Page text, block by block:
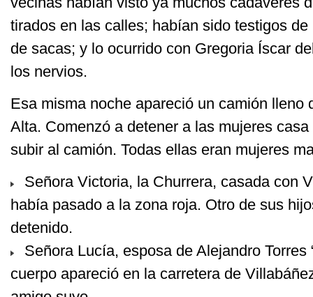
tirados en las calles; habían sido testigos
de sacas; y lo ocurrido con Gregoria Íscar
los nervios.
Esa misma noche apareció un camión lleno
Alta. Comenzó a detener a las mujeres
subir al camión. Todas ellas eran mujeres
Señora Victoria, la Churrera, casada con
había pasado a la zona roja. Otro de sus
detenido.
Señora Lucía, esposa de Alejandro Torres
cuerpo apareció en la carretera de